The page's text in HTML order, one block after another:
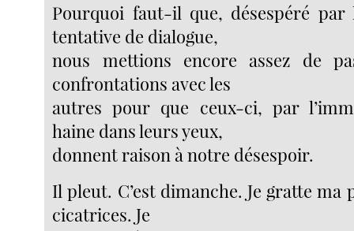
Pourquoi faut-il que, désespéré par
tentative de dialogue,
nous mettions encore assez de
confrontations avec les
autres pour que ceux-ci, par
haine dans leurs yeux,
donnent raison à notre désespoir.
Il pleut. C’est dimanche. Je gratte ma
cicatrices. Je